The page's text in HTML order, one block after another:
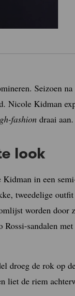
Seizoen na
Nicole Kidman
fashion draai aan.
look
Kidman in een
tweedelige
worden door
sandalen met
droeg de rok op
liet de riem